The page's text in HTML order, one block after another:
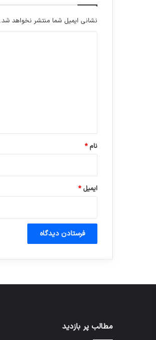
نشانی ایمیل شما منتشر نخواهد شد.
نام*
ایمیل*
مطالب پر بازدید